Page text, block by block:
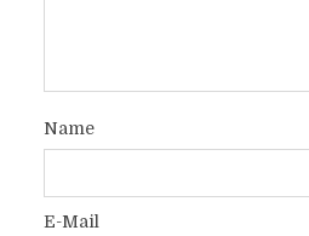
Name
E-Mail